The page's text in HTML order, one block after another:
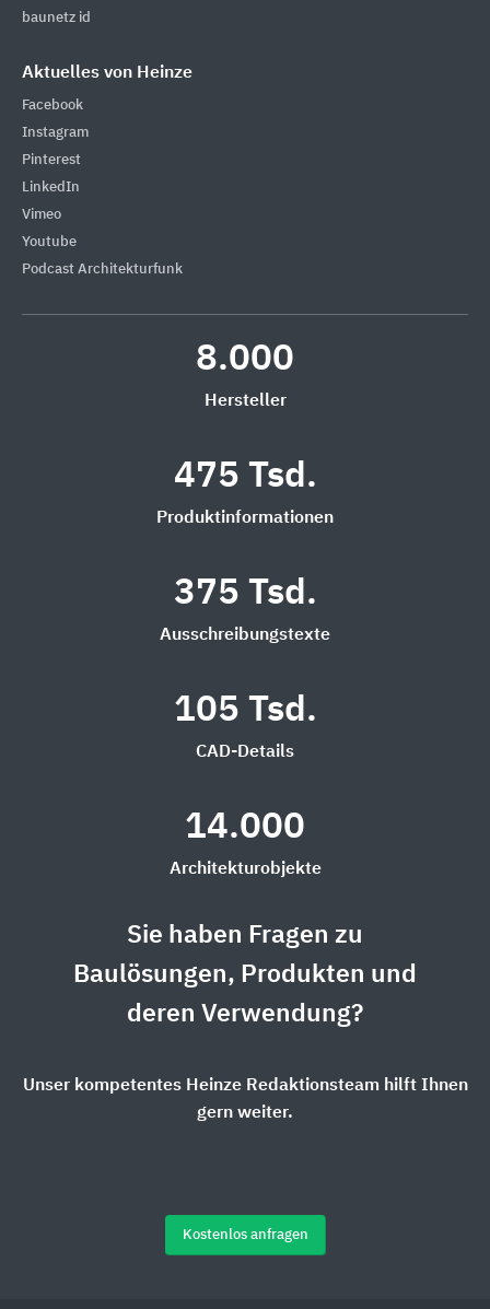
baunetz id
Aktuelles von Heinze
Facebook
Instagram
Pinterest
LinkedIn
Vimeo
Youtube
Podcast Architekturfunk
8.000
Hersteller
475 Tsd.
Produktinformationen
375 Tsd.
Ausschreibungstexte
105 Tsd.
CAD-Details
14.000
Architekturobjekte
Sie haben Fragen zu
Baulösungen, Produkten und
deren Verwendung?
Unser kompetentes Heinze Redaktionsteam hilft Ihnen
gern weiter.
Kostenlos anfragen